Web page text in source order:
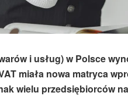
i usług) w Polsce
miała nowa matryca
wielu przedsiębiorców